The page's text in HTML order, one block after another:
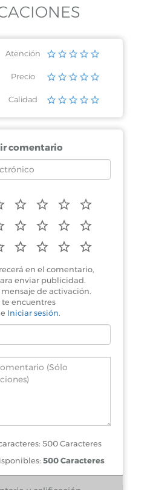
Atención
Precio
Calidad
comentario
en el comentario,
enviar publicidad.
de activación.
te encuentres
Iniciar sesión.
500 Caracteres
500 Caracteres